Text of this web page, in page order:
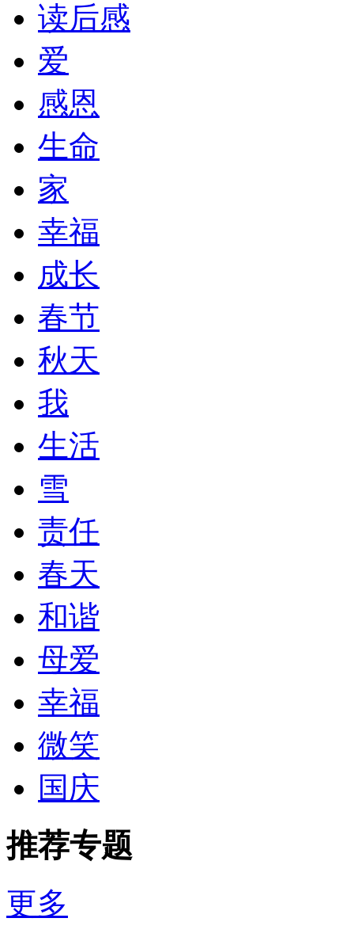
读后感
爱
感恩
生命
家
幸福
成长
春节
秋天
我
生活
雪
责任
春天
和谐
母爱
幸福
微笑
国庆
推荐专题
更多